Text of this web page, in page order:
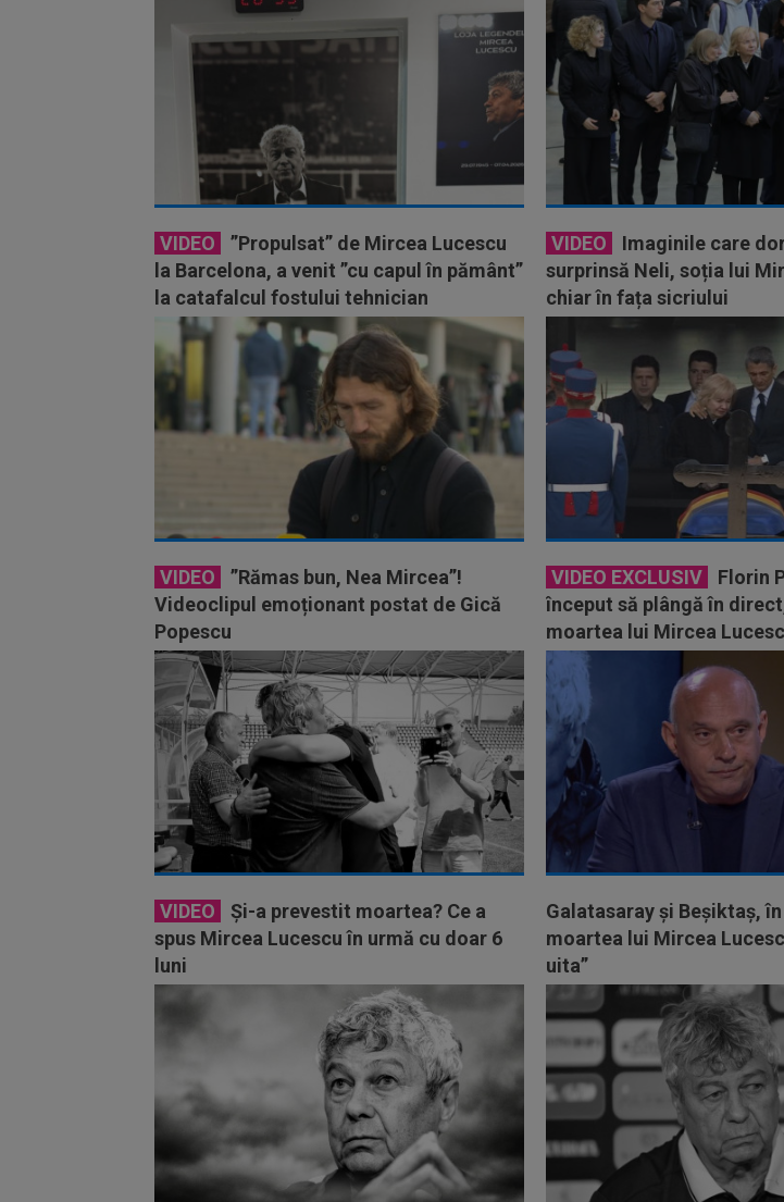
VIDEO
”Propulsat” de Mircea Lucescu
la Barcelona, a venit ”cu capul în pământ”
la catafalcul fostului tehnician
VIDEO
Imaginile care
surprinsă Neli, soția lui
chiar în fața sicriului
VIDEO
”Rămas bun, Nea Mircea”!
Videoclipul emoționant postat de Gică
Popescu
VIDEO EXCLUSIV
Florin
început să plângă în
moartea lui Mircea
VIDEO
Și-a prevestit moartea? Ce a
spus Mircea Lucescu în urmă cu doar 6
luni
Galatasaray și Beșiktaș,
moartea lui Mircea
uita”